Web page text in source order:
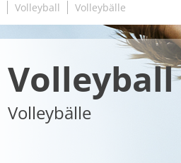
Volleyball Volleybälle
Volleyball
Volleybälle